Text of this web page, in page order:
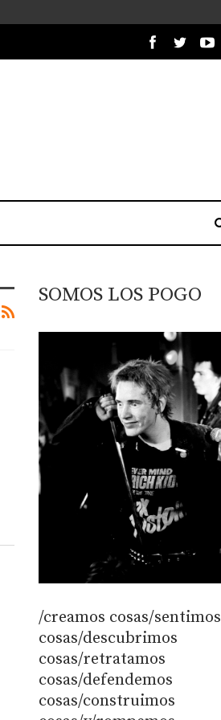
SOMOS LOS POGO
/creamos cosas/sentimos
cosas/descubrimos
cosas/retratamos
cosas/defendemos
cosas/construimos